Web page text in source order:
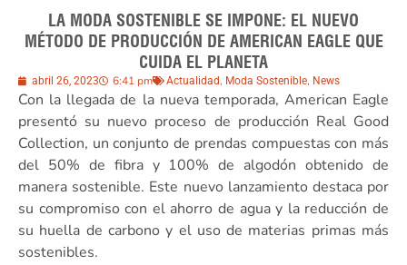
LA MODA SOSTENIBLE SE IMPONE: EL NUEVO
MÉTODO DE PRODUCCIÓN DE AMERICAN EAGLE QUE
CUIDA EL PLANETA
abril 26, 2023 6:41 pm Actualidad, Moda Sostenible, News
Con la llegada de la nueva temporada, American Eagle
presentó su nuevo proceso de producción Real Good
Collection, un conjunto de prendas compuestas con más
del 50% de fibra y 100% de algodón obtenido de
manera sostenible. Este nuevo lanzamiento destaca por
su compromiso con el ahorro de agua y la reducción de
su huella de carbono y el uso de materias primas más
sostenibles.